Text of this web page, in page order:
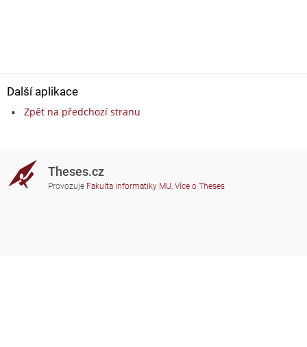
Další aplikace
Zpět na předchozí stranu
Theses.cz
Provozuje Fakulta informatiky MU, Více o Theses